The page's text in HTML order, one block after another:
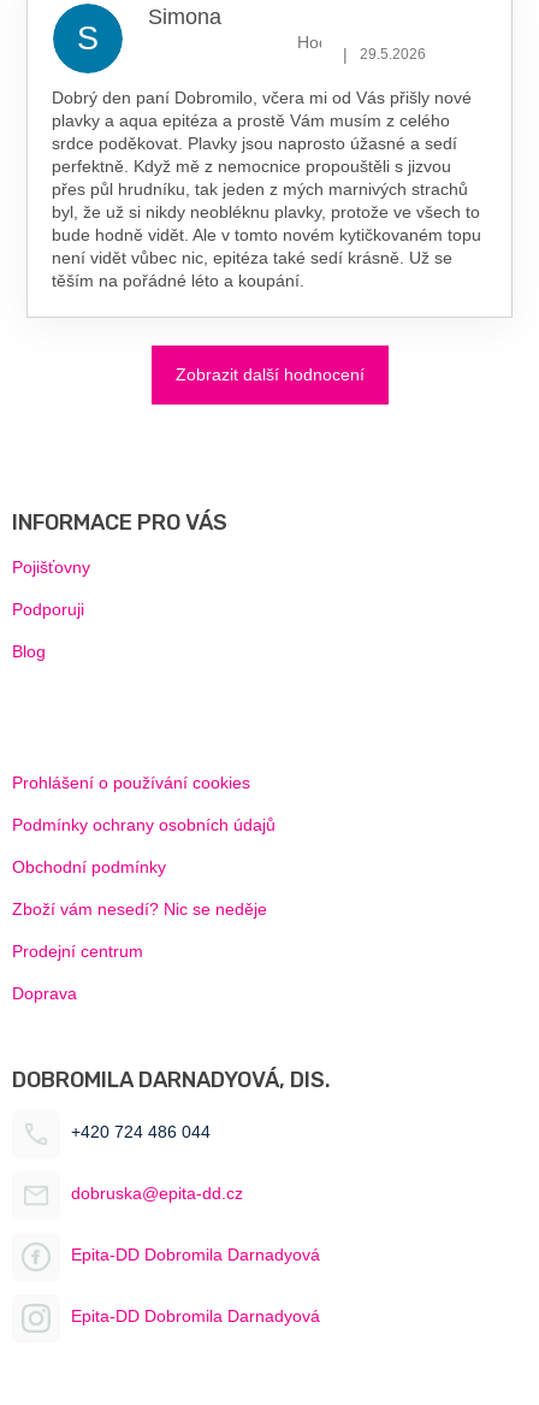
S
Simona
Hodnocení obchodu je 5 z 5
| 29.5.2026
Dobrý den paní Dobromilo, včera mi od Vás přišly nové
plavky a aqua epitéza a prostě Vám musím z celého
srdce poděkovat. Plavky jsou naprosto úžasné a sedí
perfektně. Když mě z nemocnice propouštěli s jizvou
přes půl hrudníku, tak jeden z mých marnivých strachů
byl, že už si nikdy neobléknu plavky, protože ve všech to
bude hodně vidět. Ale v tomto novém kytičkovaném topu
není vidět vůbec nic, epitéza také sedí krásně. Už se
těším na pořádné léto a koupání.
Zobrazit další hodnocení
INFORMACE PRO VÁS
Pojišťovny
Podporuji
Blog
Prohlášení o používání cookies
Podmínky ochrany osobních údajů
Obchodní podmínky
Zboží vám nesedí? Nic se neděje
Prodejní centrum
Doprava
DOBROMILA DARNADYOVÁ, DIS.
+420 724 486 044
dobruska@epita-dd.cz
Epita-DD Dobromila Darnadyová
Epita-DD Dobromila Darnadyová